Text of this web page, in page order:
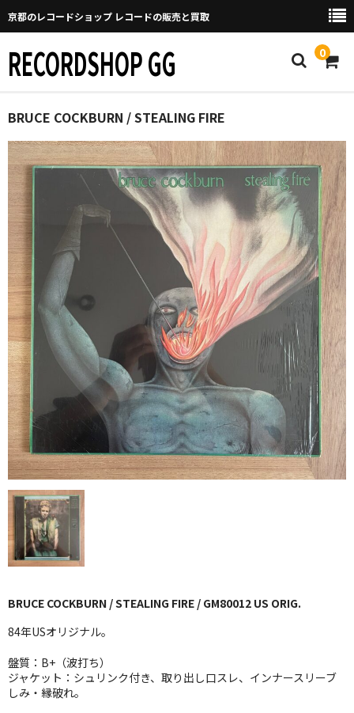
京都のレコードショップ レコードの販売と買取
RECORDSHOP GG 0
Home
マイページ
GGについて
買取について
取り置きなどについて
Categories
New Arrivals
新譜
GG RECORD （当店のレーベル）
全商品
JAZZ-US
BLUE NOTE
JAZZ-EU
JAZZ-JP
J-POP
FOLK,SSW
BRUCE COCKBURN / STEALING FIRE
BRUCE COCKBURN / STEALING FIRE / GM80012 US ORIG.
84年USオリジナル。
盤質：B+（波打ち）
ジャケット：シュリンク付き、取り出し口スレ、インナースリーブ
しみ・縁破れ。